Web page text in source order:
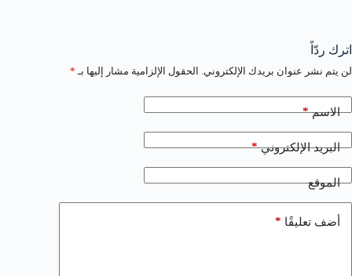
اترك ردّاً
لن يتم نشر عنوان بريدك الإلكتروني. الحقول الإلزامية مشار إليها بـ *
الاسم*
البريد الإلكتروني*
الموقع
أضف تعليقًا *